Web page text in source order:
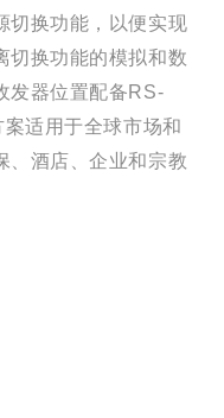
切换功能，以便实现
切换功能的模拟和数
发器位置配备RS-
适用于全球市场和
、酒店、企业和宗教